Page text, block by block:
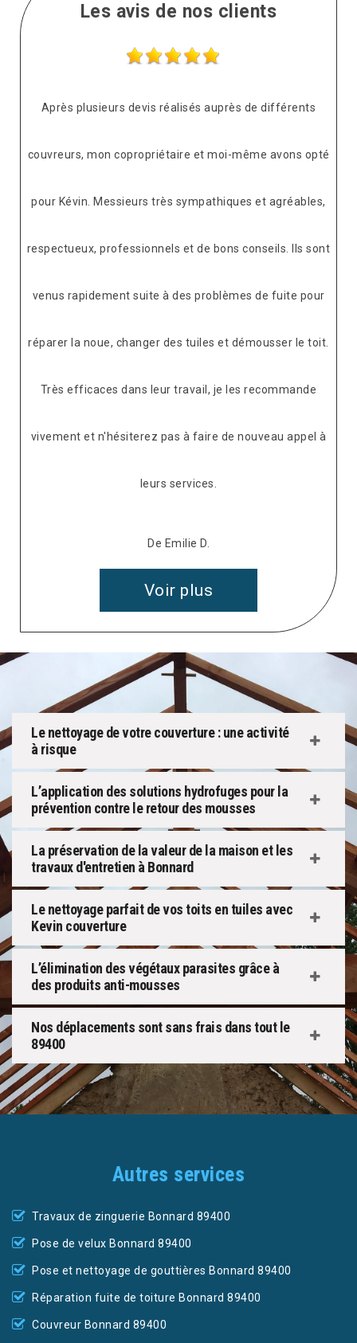
Les avis de nos clients
Après plusieurs devis réalisés auprès de différents
couvreurs, mon copropriétaire et moi-même avons opté
pour Kévin. Messieurs très sympathiques et agréables,
respectueux, professionnels et de bons conseils. Ils sont
venus rapidement suite à des problèmes de fuite pour
réparer la noue, changer des tuiles et démousser le toit.
Très efficaces dans leur travail, je les recommande
vivement et n'hésiterez pas à faire de nouveau appel à
leurs services.
De Emilie D.
Voir plus
Le nettoyage de votre couverture : une activité
à risque
L’application des solutions hydrofuges pour la
prévention contre le retour des mousses
La préservation de la valeur de la maison et les
travaux d'entretien à Bonnard
Le nettoyage parfait de vos toits en tuiles avec
Kevin couverture
L’élimination des végétaux parasites grâce à
des produits anti-mousses
Nos déplacements sont sans frais dans tout le
89400
Autres services
Travaux de zinguerie Bonnard 89400
Pose de velux Bonnard 89400
Pose et nettoyage de gouttières Bonnard 89400
Réparation fuite de toiture Bonnard 89400
Couvreur Bonnard 89400